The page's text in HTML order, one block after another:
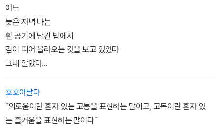
어느
늦은 저녁 나는
흰 공기에 담긴 밥에서
김이 피어 올라오는 것을 보고 있었다
그때 알았다
무엇인가 영원히 지나가버렸다고
지금도 영원히
지나가버리고 있다고
호호야날다
˝외로움이란 혼자 있는 고통을 표현하는 말이고, 고독이란 혼자 있
는 즐거움을 표현하는 말이다˝